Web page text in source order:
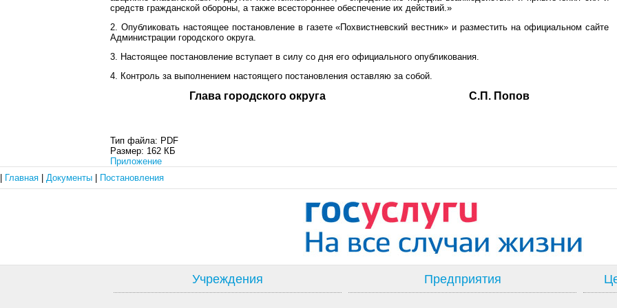
средств гражданской обороны, а также всестороннее обеспечение их действий.»
2. Опубликовать настоящее постановление в газете «Похвистневский вестник» и разместить на официальном сайте
Администрации городского округа.
3. Настоящее постановление вступает в силу со дня его официального опубликования.
4. Контроль за выполнением настоящего постановления оставляю за собой.
Глава городского округа С.П. Попов
Тип файла: PDF
Размер: 162 КБ
Приложение
Главная Документы Постановления
Учреждения Предприятия